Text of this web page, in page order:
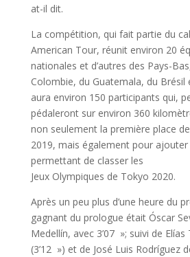
at-il dit.
La compétition, qui fait partie du
American Tour, réunit environ 20
nationales et d’autres des Pays-
Colombie, du Guatemala, du Brésil
aura environ 150 participants qui,
pédaleront sur environ 360
non seulement la première place
2019, mais également pour
permettant de classer les
Jeux Olympiques de Tokyo 2020.
Après un peu plus d’une heure du
gagnant du prologue était Óscar
Medellín, avec 3’07 »; suivi de
(3’12 ») et de José Luis Rodríguez